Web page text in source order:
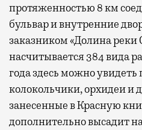
протяженностью 8 км
бульвар и внутренние
заказником «Долина реки
насчитывается 384 вида
года здесь можно
колокольчики, орхидеи и
занесенные в Красную
дополнительно высадит